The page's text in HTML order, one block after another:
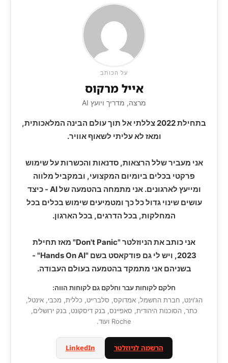
על הכותב
אייל מרקוס
מרצה, מדריך ויועץ AI
בתחילת 2022 צללתי אל תוך עולם הבינה המלאכותית,
ומאז לא עליתי לשאוף אוויר.
אני מעביר שלל הרצאות, סדנאות והכשרות על שימוש
פרקטי בכלים ביומיום המקצועי, ובמקביל מלווה
ומייעץ לארגונים. אני מתמחה בהטמעה של AI - כיצד
עושים שינוי גדול כל כך ומטמיעים שימוש בכלים בכל
המחלקות, בכל הדרגים, בכל הארגון.
אני כותב את הניוזלטר "Don't Panic" מאז תחילת
2023, ויש לי גם פודקאסט בשם "Hands On AI" -
בשניהם אני מתמקד בהטמעה בעולם העבודה.
חלקם לקוחות עבר וחלקם גם לקוחות הווה:
הג'וינט, חברת החשמל, אמדוקס, סלברייט, כללית, מכבי, אינטל,
כתר, הסוכנות היהודית, סאפיינס, בנק דיסקונט, בנק ירושלים,
Roche ועוד.
הרשמה לניוזלטר LinkedIn